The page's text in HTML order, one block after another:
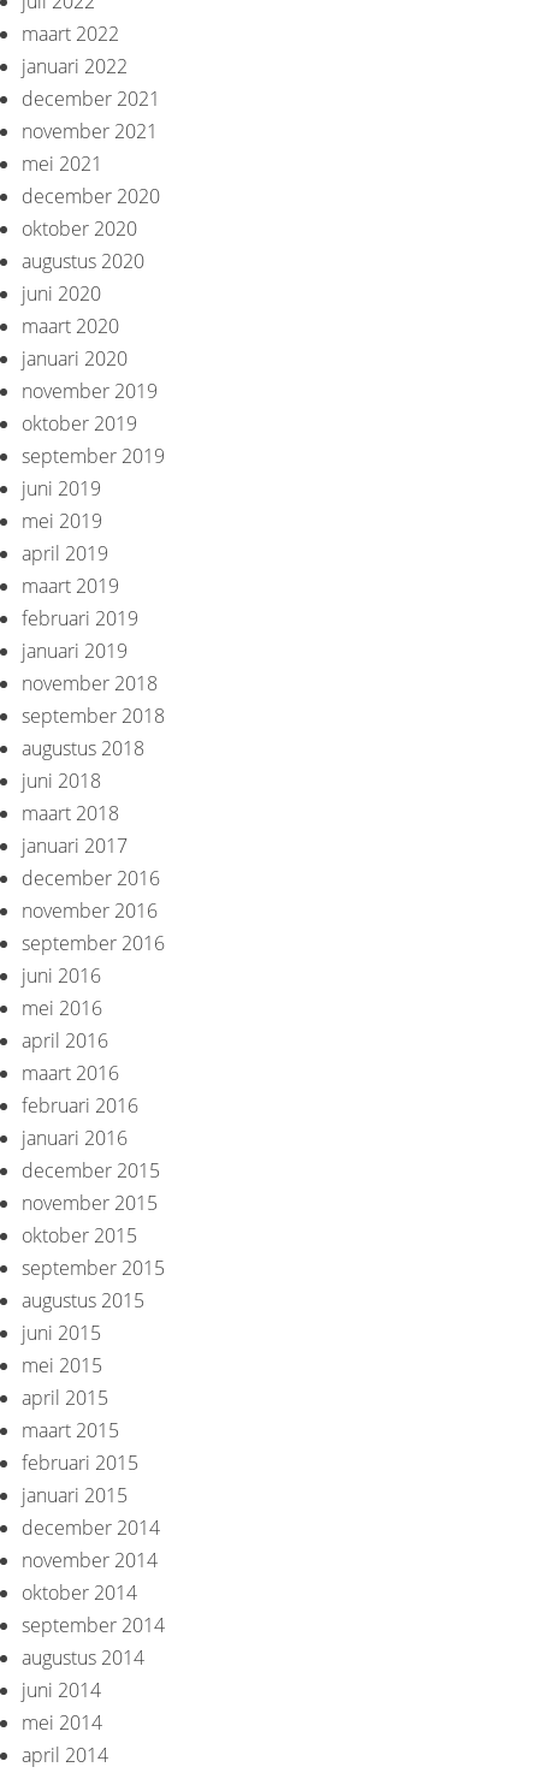
maart 2022
januari 2022
december 2021
november 2021
mei 2021
december 2020
oktober 2020
augustus 2020
juni 2020
maart 2020
januari 2020
november 2019
oktober 2019
september 2019
juni 2019
mei 2019
april 2019
maart 2019
februari 2019
januari 2019
november 2018
september 2018
augustus 2018
juni 2018
maart 2018
januari 2017
december 2016
november 2016
september 2016
juni 2016
mei 2016
april 2016
maart 2016
februari 2016
januari 2016
december 2015
november 2015
oktober 2015
september 2015
augustus 2015
juni 2015
mei 2015
april 2015
maart 2015
februari 2015
januari 2015
december 2014
november 2014
oktober 2014
september 2014
augustus 2014
juni 2014
mei 2014
april 2014